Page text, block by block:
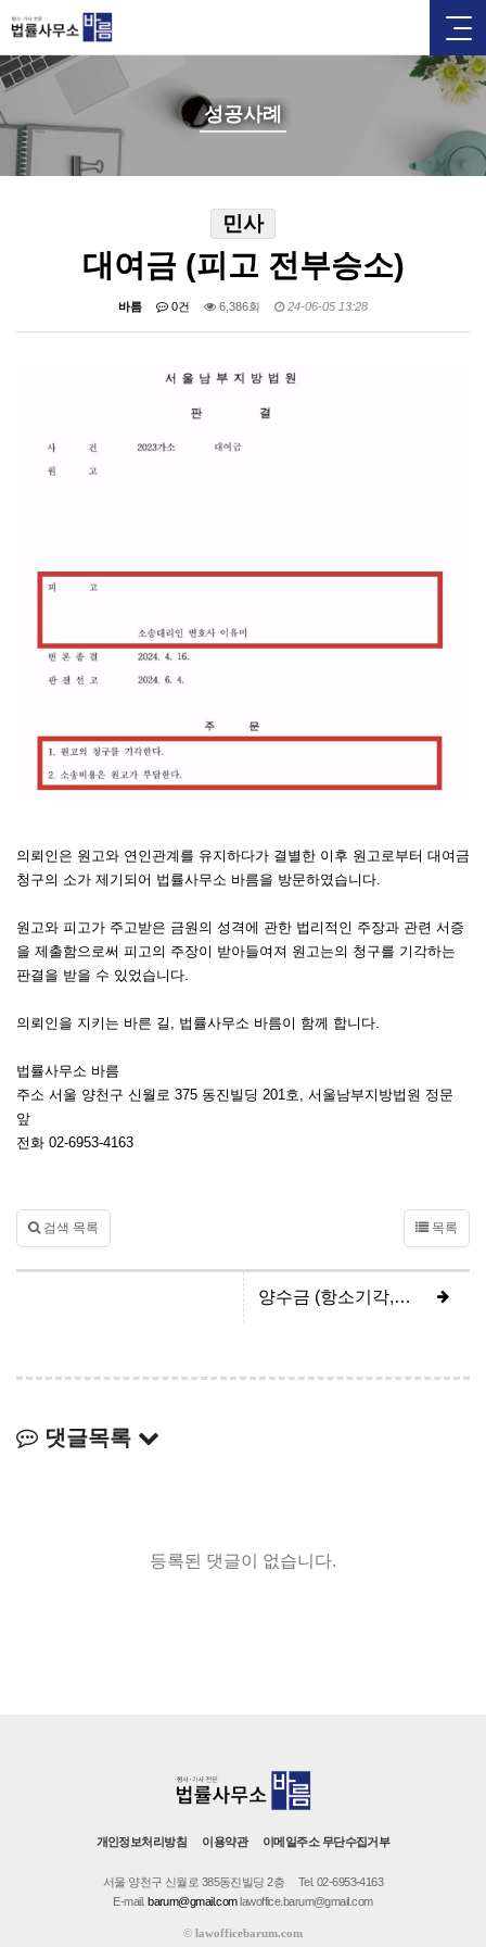
성공사례
민사
대여금 (피고 전부승소)
바름 0건 6,386회 24-06-05 13:28
의뢰인은 원고와 연인관계를 유지하다가 결별한 이후 원고로부터 대여금
청구의 소가 제기되어 법률사무소 바름을 방문하였습니다.
원고와 피고가 주고받은 금원의 성격에 관한 법리적인 주장과 관련 서증
을 제출함으로써 피고의 주장이 받아들여져 원고는의 청구를 기각하는
판결을 받을 수 있었습니다.
의뢰인을 지키는 바른 길, 법률사무소 바름이 함께 합니다.
법률사무소 바름
주소 서울 양천구 신월로 375 동진빌딩 201호, 서울남부지방법원 정문
앞
전화 02-6953-4163
검색 목록 목록
양수금 (항소기각, 피고 전부승소)
댓글목록
등록된 댓글이 없습니다.
개인정보처리방침 이용약관 이메일주소 무단수집거부
서울 양천구 신월로 385동진빌딩 2층
Tel. 02-6953-4163
E-mail.barum@gmail.comlawoffice.barum@gmail.com
© lawofficebarum.com